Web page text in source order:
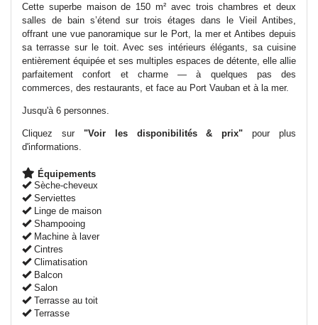
Cette superbe maison de 150 m² avec trois chambres et deux
salles de bain s’étend sur trois étages dans le Vieil Antibes,
offrant une vue panoramique sur le Port, la mer et Antibes depuis
sa terrasse sur le toit. Avec ses intérieurs élégants, sa cuisine
entièrement équipée et ses multiples espaces de détente, elle allie
parfaitement confort et charme — à quelques pas des
commerces, des restaurants, et face au Port Vauban et à la mer.
Jusqu'à 6 personnes.
Cliquez sur "Voir les disponibilités & prix" pour plus
d'informations.
Équipements
Sèche-cheveux
Serviettes
Linge de maison
Shampooing
Machine à laver
Cintres
Climatisation
Balcon
Salon
Terrasse au toit
Terrasse